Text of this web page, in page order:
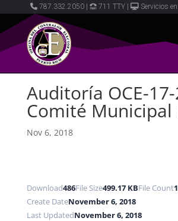
787.332.2050 711 TTY Servicios
Auditoría OCE-
Comité Municipal
Nov 6, 2018
Download486File Size499.17 KBFile Count1
Create DateNovember 6, 2018
Last UpdatedNovember 6, 2018